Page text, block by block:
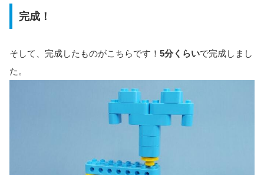
完成！
そして、完成したものがこちらです！ 5分くらいで完成しまし
た。